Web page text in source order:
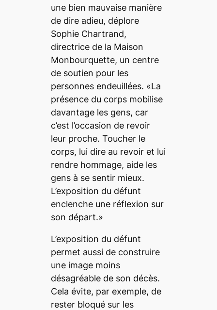
une bien mauvaise manière
de dire adieu, déplore
Sophie Chartrand,
directrice de la Maison
Monbourquette, un centre
de soutien pour les
personnes endeuillées. «La
présence du corps mobilise
davantage les gens, car
c’est l’occasion de revoir
leur proche. Toucher le
corps, lui dire au revoir et lui
rendre hommage, aide les
gens à se sentir mieux.
L’exposition du défunt
enclenche une réflexion sur
son départ.»
L’exposition du défunt
permet aussi de construire
une image moins
désagréable de son décès.
Cela évite, par exemple, de
rester bloqué sur les